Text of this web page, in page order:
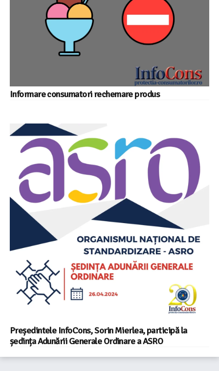
Informare consumatori rechemare produs
Președintele InfoCons, Sorin Mierlea, participă la
ședința Adunării Generale Ordinare a ASRO